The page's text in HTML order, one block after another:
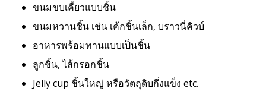
ขนมขบเคี้ยวแบบชิ้น
ขนมหวานชิ้น เช่น เค้กชิ้นเล็ก, บราวนี่คิวบ์
อาหารพร้อมทานแบบเป็นชิ้น
ลูกชิ้น, ไส้กรอกชิ้น
Jelly cup ชิ้นใหญ่ หรือวัตถุดิบกึ่งแข็ง etc.